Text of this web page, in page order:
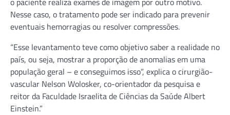
Nesse caso, o tratamento pode ser indicado para prevenir
eventuais hemorragias ou resolver compressões.
“Esse levantamento teve como objetivo saber a realidade no
país, ou seja, mostrar a proporção de anomalias em uma
população geral – e conseguimos isso”, explica o cirurgião-
vascular Nelson Wolosker, co-orientador da pesquisa e
reitor da Faculdade Israelita de Ciências da Saúde Albert
Einstein.”